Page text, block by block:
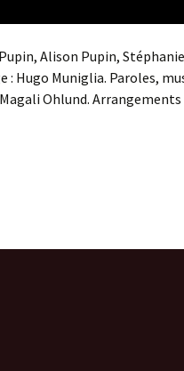
Alison Pupin,
: Hugo Muniglia. Paroles,
Ohlund. Arrangements